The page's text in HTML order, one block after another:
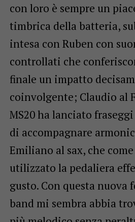
con loro è sempre un
timbrica della batteria,
intesa con Ruben con
controllati che
finale un impatto
coinvolgente; Claudio al
MS20 ha lanciato
di accompagnare
Emiliano al sax, che
utilizzato la pedaliera
gusto. Con questa nuova
band mi sembra abbia